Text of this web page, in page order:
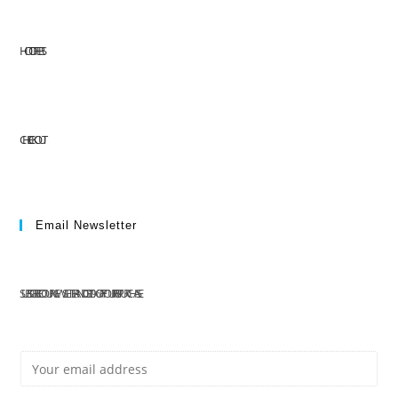
HOT OFFERS
CHECKOUT
Email Newsletter
SUBSCRIBE TO OUR NEWSLETTER AND GET 10% OFF YOUR FIRST PURCHASE